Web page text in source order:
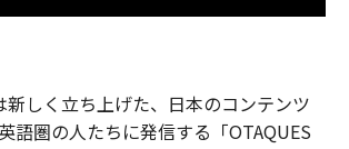
新しく立ち上げた、日本のコンテンツ
語圏の人たちに発信する「OTAQUES